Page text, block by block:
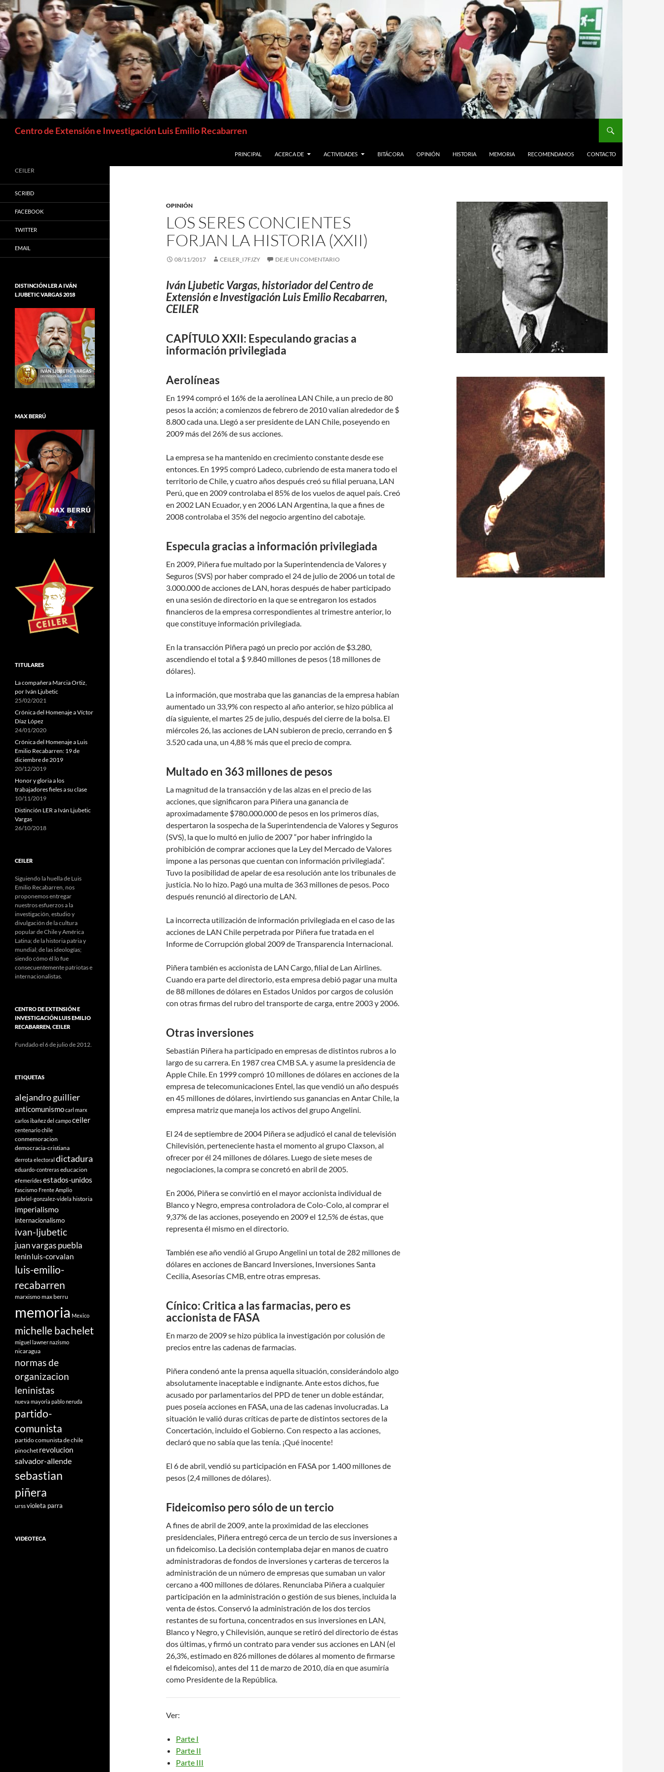
Centro de Extensión e Investigación Luis Emilio Recabarren
PRINCIPAL
ACERCA DE ACTIVIDADES BITÁCORA OPINIÓN HISTORIA MEMORIA RECOMENDAMOS CONTACTO
OPINIÓN
LOS SERES CONCIENTES
FORJAN LA HISTORIA (XXII)
08/11/2017 CEILER_I7FJZY DEJE UN COMENTARIO
Iván Ljubetic Vargas, historiador del Centro de
Extensión e Investigación Luis Emilio Recabarren,
CEILER
CAPÍTULO XXII: Especulando gracias a
información privilegiada
Aerolíneas
En 1994 compró el 16% de la aerolínea LAN Chile, a un precio de 80
pesos la acción; a comienzos de febrero de 2010 valían alrededor de $
8.800 cada una. Llegó a ser presidente de LAN Chile, poseyendo en
2009 más del 26% de sus acciones.
La empresa se ha mantenido en crecimiento constante desde ese
entonces. En 1995 compró Ladeco, cubriendo de esta manera todo el
territorio de Chile, y cuatro años después creó su filial peruana, LAN
Perú, que en 2009 controlaba el 85% de los vuelos de aquel país. Creó
en 2002 LAN Ecuador, y en 2006 LAN Argentina, la que a fines de
2008 controlaba el 35% del negocio argentino del cabotaje.
Especula gracias a información privilegiada
En 2009, Piñera fue multado por la Superintendencia de Valores y
Seguros (SVS) por haber comprado el 24 de julio de 2006 un total de
3.000.000 de acciones de LAN, horas después de haber participado
en una sesión de directorio en la que se entregaron los estados
financieros de la empresa correspondientes al trimestre anterior, lo
que constituye información privilegiada.
En la transacción Piñera pagó un precio por acción de $3.280,
ascendiendo el total a $ 9.840 millones de pesos (18 millones de
dólares).
La información, que mostraba que las ganancias de la empresa habían
aumentado un 33,9% con respecto al año anterior, se hizo pública al
día siguiente, el martes 25 de julio, después del cierre de la bolsa. El
miércoles 26, las acciones de LAN subieron de precio, cerrando en $
3.520 cada una, un 4,88 % más que el precio de compra.
Multado en 363 millones de pesos
La magnitud de la transacción y de las alzas en el precio de las
acciones, que significaron para Piñera una ganancia de
aproximadamente $780.000.000 de pesos en los primeros días,
despertaron la sospecha de la Superintendencia de Valores y Seguros
(SVS), la que lo multó en julio de 2007 “por haber infringido la
prohibición de comprar acciones que la Ley del Mercado de Valores
impone a las personas que cuentan con información privilegiada”.
Tuvo la posibilidad de apelar de esa resolución ante los tribunales de
justicia. No lo hizo. Pagó una multa de 363 millones de pesos. Poco
después renunció al directorio de LAN.
La incorrecta utilización de información privilegiada en el caso de las
acciones de LAN Chile perpetrada por Piñera fue tratada en el
Informe de Corrupción global 2009 de Transparencia Internacional.
Piñera también es accionista de LAN Cargo, filial de Lan Airlines.
Cuando era parte del directorio, esta empresa debió pagar una multa
de 88 millones de dólares en Estados Unidos por cargos de colusión
con otras firmas del rubro del transporte de carga, entre 2003 y 2006.
Otras inversiones
Sebastián Piñera ha participado en empresas de distintos rubros a lo
largo de su carrera. En 1987 crea CMB S.A. y asume la presidencia de
Apple Chile. En 1999 compró 10 millones de dólares en acciones de la
empresa de telecomunicaciones Entel, las que vendió un año después
en 45 millones de dólares, invirtiendo sus ganancias en Antar Chile, la
empresa matriz que maneja los activos del grupo Angelini.
El 24 de septiembre de 2004 Piñera se adjudicó el canal de televisión
Chilevisión, perteneciente hasta el momento al grupo Claxson, al
ofrecer por él 24 millones de dólares. Luego de siete meses de
negociaciones, la compra se concretó en abril de 2005.
En 2006, Piñera se convirtió en el mayor accionista individual de
Blanco y Negro, empresa controladora de Colo-Colo, al comprar el
9,37% de las acciones, poseyendo en 2009 el 12,5% de éstas, que
representa él mismo en el directorio.
También ese año vendió al Grupo Angelini un total de 282 millones de
dólares en acciones de Bancard Inversiones, Inversiones Santa
Cecilia, Asesorías CMB, entre otras empresas.
Cínico: Critica a las farmacias, pero es
accionista de FASA
En marzo de 2009 se hizo pública la investigación por colusión de
precios entre las cadenas de farmacias.
Piñera condenó ante la prensa aquella situación, considerándolo algo
absolutamente inaceptable e indignante. Ante estos dichos, fue
acusado por parlamentarios del PPD de tener un doble estándar,
pues poseía acciones en FASA, una de las cadenas involucradas. La
situación le valió duras críticas de parte de distintos sectores de la
Concertación, incluido el Gobierno. Con respecto a las acciones,
declaró que no sabía que las tenía. ¡Qué inocente!
El 6 de abril, vendió su participación en FASA por 1.400 millones de
pesos (2,4 millones de dólares).
Fideicomiso pero sólo de un tercio
A fines de abril de 2009, ante la proximidad de las elecciones
presidenciales, Piñera entregó cerca de un tercio de sus inversiones a
un fideicomiso. La decisión contemplaba dejar en manos de cuatro
administradoras de fondos de inversiones y carteras de terceros la
administración de un número de empresas que sumaban un valor
cercano a 400 millones de dólares. Renunciaba Piñera a cualquier
participación en la administración o gestión de sus bienes, incluida la
venta de éstos. Conservó la administración de los dos tercios
restantes de su fortuna, concentrados en sus inversiones en LAN,
Blanco y Negro, y Chilevisión, aunque se retiró del directorio de éstas
dos últimas, y firmó un contrato para vender sus acciones en LAN (el
26,3%, estimado en 826 millones de dólares al momento de firmarse
el fideicomiso), antes del 11 de marzo de 2010, día en que asumiría
como Presidente de la República.
Ver:
Parte I
Parte II
Parte III
CEILER
SCRIBD
FACEBOOK
TWITTER
EMAIL
DISTINCIÓN LER A IVÁN
LJUBETIC VARGAS 2018
MAX BERRÚ
TITULARES
La compañera Marcia Ortiz,
por Iván Ljubetic
25/02/2021
Crónica del Homenaje a Víctor
Díaz López
24/01/2020
Crónica del Homenaje a Luis
Emilio Recabarren: 19 de
diciembre de 2019
20/12/2019
Honor y gloria a los
trabajadores fieles a su clase
10/11/2019
Distinción LER a Iván Ljubetic
Vargas
26/10/2018
CEILER
Siguiendo la huella de Luis
Emilio Recabarren, nos
proponemos entregar
nuestros esfuerzos a la
investigación, estudio y
divulgación de la cultura
popular de Chile y América
Latina; de la historia patria y
mundial; de las ideologías;
siendo cómo él lo fue
consecuentemente patriotas e
internacionalistas.
CENTRO DE EXTENSIÓN E
INVESTIGACIÓN LUIS EMILIO
RECABARREN, CEILER
Fundado el 6 de julio de 2012.
ETIQUETAS
alejandro guillier
anticomunismocarl marx
carlos ibañez del campoceiler
centenariochile
conmemoracion
democracia-cristiana
derrota electoral dictadura
eduardo-contreraseducacion
efemeridesestados-unidos
fascismo Frente Amplio
gabriel-gonzalez-videla historia
imperialismo
internacionalismo
ivan-ljubetic
juan vargas puebla
leninluis-corvalan
luis-emilio-
recabarren
marxismomax berru
memoria Mexico
michelle bachelet
miguel lawnernazismo
nicaragua
normas de
organizacion
leninistas
nueva mayoria pablo neruda
partido-
comunista
partido comunista de chile
pinochet revolucion
salvador-allende
sebastian
piñera
urssvioleta parra
VIDEOTECA